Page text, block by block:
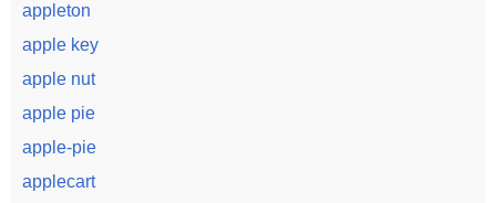
appleton
apple key
apple nut
apple pie
apple-pie
applecart